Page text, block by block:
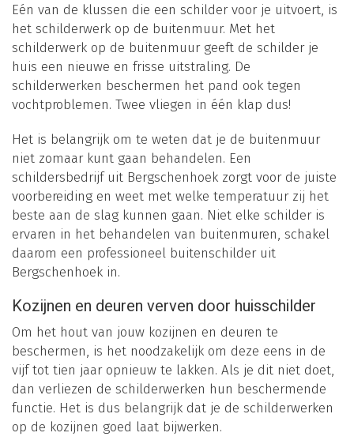
Eén van de klussen die een schilder voor je uitvoert, is
het schilderwerk op de buitenmuur. Met het
schilderwerk op de buitenmuur geeft de schilder je
huis een nieuwe en frisse uitstraling. De
schilderwerken beschermen het pand ook tegen
vochtproblemen. Twee vliegen in één klap dus!
Het is belangrijk om te weten dat je de buitenmuur
niet zomaar kunt gaan behandelen. Een
schildersbedrijf uit Bergschenhoek zorgt voor de juiste
voorbereiding en weet met welke temperatuur zij het
beste aan de slag kunnen gaan. Niet elke schilder is
ervaren in het behandelen van buitenmuren, schakel
daarom een professioneel buitenschilder uit
Bergschenhoek in.
Kozijnen en deuren verven door huisschilder
Om het hout van jouw kozijnen en deuren te
beschermen, is het noodzakelijk om deze eens in de
vijf tot tien jaar opnieuw te lakken. Als je dit niet doet,
dan verliezen de schilderwerken hun beschermende
functie. Het is dus belangrijk dat je de schilderwerken
op de kozijnen goed laat bijwerken.